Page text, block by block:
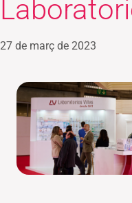
27 de març de 2023